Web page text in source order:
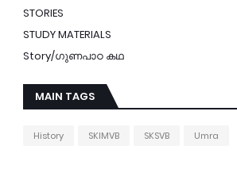
STORIES
STUDY MATERIALS
Story/ഗുണപാഠ കഥ
MAIN TAGS
History SKIMVB SKSVB Umra